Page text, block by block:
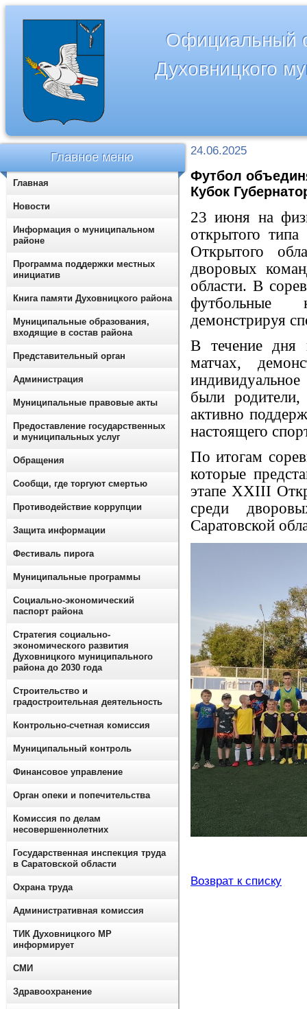
Официальный
Духовницкого
24.06.2025
Футбол
Кубок
23 июня на
открытого
Открытого
дворовых
области. В
футбольные
демонстрируя
В течение дня
матчах,
были
активно
настоящего
По итогам
которые
этапе XXIII
среди
Саратовской
Возврат к списку
Главное меню
Главная
Новости
Информация о муниципальном
районе
Программа поддержки местных
инициатив
Книга памяти Духовницкого района
Муниципальные образования,
входящие в состав района
Представительный орган
Администрация
Муниципальные правовые акты
Предоставление государственных
и муниципальных услуг
Обращения
Сообщи, где торгуют смертью
Противодействие коррупции
Защита информации
Фестиваль пирога
Муниципальные программы
Социально-экономический
паспорт района
Стратегия социально-
экономического развития
Духовницкого муниципального
района до 2030 года
Строительство и
градостроительная деятельность
Контрольно-счетная комиссия
Муниципальный контроль
Финансовое управление
Орган опеки и попечительства
Комиссия по делам
несовершеннолетних
Государственная инспекция труда
в Саратовской области
Охрана труда
Административная комиссия
ТИК Духовницкого МР
информирует
СМИ
Здравоохранение